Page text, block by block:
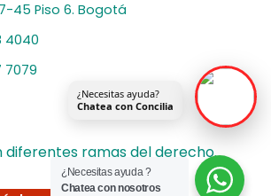
45 Piso 6. Bogotá
4040
7079
diferentes ramas del derecho.
¿Necesitas ayuda?
Chatea con Concilia
¿Necesitas ayuda ?
Chatea con nosotros